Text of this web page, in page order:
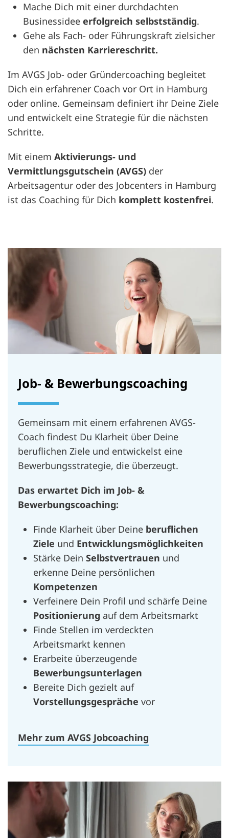
Mache Dich mit einer durchdachten
Businessidee erfolgreich selbstständig.
Gehe als Fach- oder Führungskraft zielsicher
den nächsten Karriereschritt.
Im AVGS Job- oder Gründercoaching begleitet
Dich ein erfahrener Coach vor Ort in Hamburg
oder online. Gemeinsam definiert ihr Deine Ziele
und entwickelt eine Strategie für die nächsten
Schritte.
Mit einem Aktivierungs- und
Vermittlungsgutschein (AVGS) der
Arbeitsagentur oder des Jobcenters in Hamburg
ist das Coaching für Dich komplett kostenfrei.
Job- & Bewerbungscoaching
Gemeinsam mit einem erfahrenen AVGS-
Coach findest Du Klarheit über Deine
beruflichen Ziele und entwickelst eine
Bewerbungsstrategie, die überzeugt.
Das erwartet Dich im Job- &
Bewerbungscoaching:
Finde Klarheit über Deine beruflichen
Ziele und Entwicklungsmöglichkeiten
Stärke Dein Selbstvertrauen und
erkenne Deine persönlichen
Kompetenzen
Verfeinere Dein Profil und schärfe Deine
Positionierung auf dem Arbeitsmarkt
Finde Stellen im verdeckten
Arbeitsmarkt kennen
Erarbeite überzeugende
Bewerbungsunterlagen
Bereite Dich gezielt auf
Vorstellungsgespräche vor
Mehr zum AVGS Jobcoaching